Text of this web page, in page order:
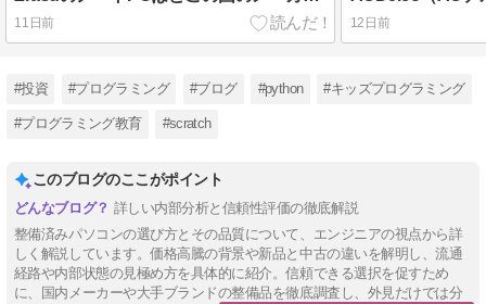
11日前 12日前
#投資 #プログラミング #ブログ #python #キッズプログラミング
#プログラミング教育 #scratch
このブログのここがポイント
詳しい内部分析と信頼性評価の徹底解説
整備済みパソコンの選び方とその品質について、エンジニアの視点から詳
しく解説しています。価格高騰の背景や新品と中古の違いを解明し、流通
経路や内部状態の見極め方を具体的に紹介。信頼できる選択を促すため
に、国内メーカーや大手ブランドの整備品を徹底調査し、外見だけでは分